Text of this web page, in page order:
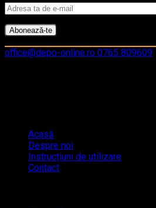
office@depo-online.ro 0765 809609
Acasă
Despre noi
Instrucțiuni de utilizare
Contact